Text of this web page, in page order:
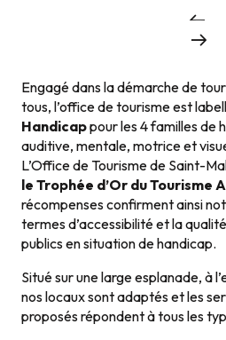
Engagé dans la démarche de
tous, l’office de tourisme est
Handicappour les 4 familles de
auditive, mentale, motrice et
L’Office de Tourisme de Saint-
le Trophée d’Or du Tourisme
récompenses confirment ainsi
termes d’accessibilité et la
publics en situation de handicap.
Situé sur une large esplanade, à
nos locaux sont adaptés et les
proposés répondent à tous les